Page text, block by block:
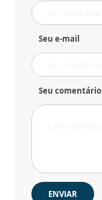
Seu e-mail
Seu comentário
ENVIAR